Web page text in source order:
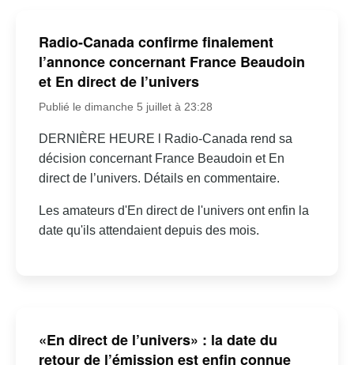
Radio-Canada confirme finalement
l’annonce concernant France Beaudoin
et En direct de l’univers
Publié le dimanche 5 juillet à 23:28
DERNIÈRE HEURE l Radio-Canada rend sa
décision concernant France Beaudoin et En
direct de l’univers. Détails en commentaire.
Les amateurs d'En direct de l'univers ont enfin la
date qu'ils attendaient depuis des mois.
«En direct de l’univers» : la date du
retour de l’émission est enfin connue